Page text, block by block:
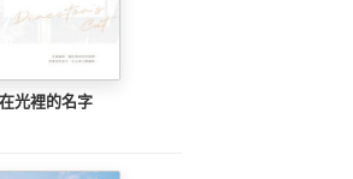
光裡的名字